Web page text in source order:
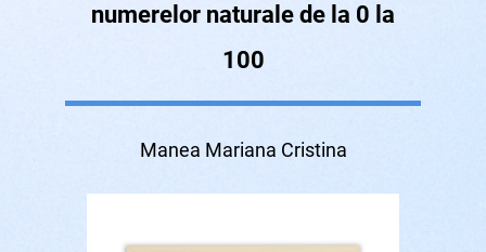
numerelor naturale de la 0 la
100
Manea Mariana Cristina